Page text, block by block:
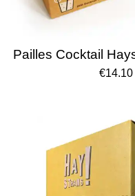
Pailles Cocktail
€14.10